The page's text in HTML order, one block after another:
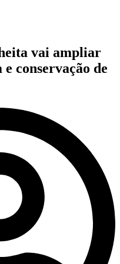
vai ampliar
conservação de